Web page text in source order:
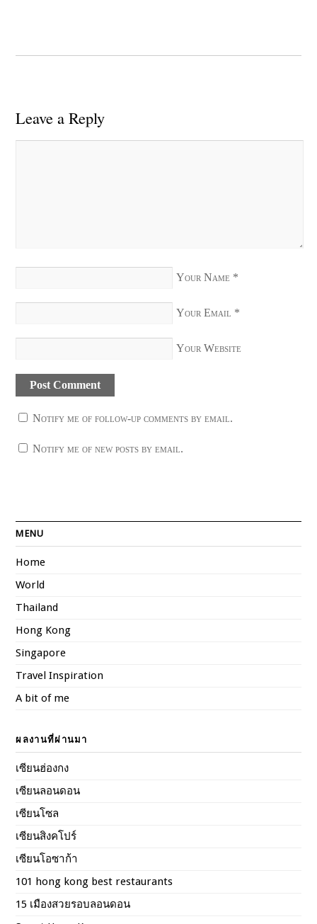
Leave a Reply
Your Name *
Your Email *
Your Website
Notify me of follow-up comments by email.
Notify me of new posts by email.
MENU
Home
World
Thailand
Hong Kong
Singapore
Travel Inspiration
A bit of me
ผลงานที่ผ่านมา
เซียนฮ่องกง
เซียนลอนดอน
เซียนโซล
เซียนสิงคโปร์
เซียนโอซาก้า
101 hong kong best restaurants
15 เมืองสวยรอบลอนดอน